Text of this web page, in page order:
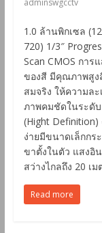
adminswgcctv
1.0 ล้านพิกเซล
720) 1/3″
Scan CMOS การ
ของสี มีคุณภาพสู
สมจริง ให้ความละ
ภาพคมชัดในระดับ
(Hight Definition)
ง่ายมีขนาดเล็กกร
ขาตั้งในตัว แสงอิ
สว่างไกลถึง 20 เม
Read more